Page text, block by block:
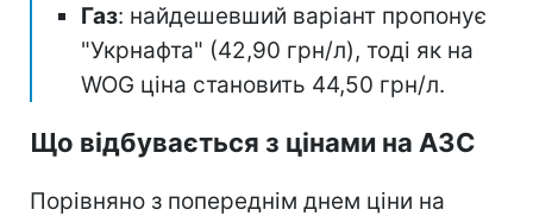
Газ: найдешевший варіант пропонує
"Укрнафта" (42,90 грн/л), тоді як на
WOG ціна становить 44,50 грн/л.
Що відбувається з цінами на АЗС
Порівняно з попереднім днем ціни на